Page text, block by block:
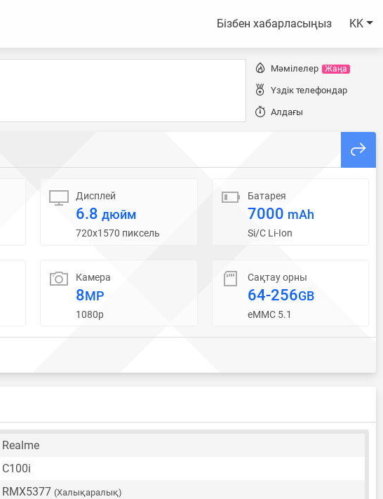
Бізбен хабарласыңыз KK
Мәмілелер Жаңа
Үздік телефондар
Алдағы
Дисплей
6.8дюйм
720x1570 пиксель
Батарея
7000 mAh
Si/C Li-Ion
Камера
8MP
1080p
Сақтау орны
64-256GB
eMMC 5.1
Realme
C100i
RMX5377 (Халықаралық)